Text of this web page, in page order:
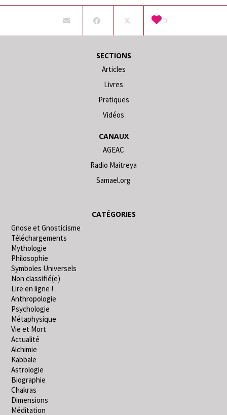
0
SECTIONS
Articles
Livres
Pratiques
Vidéos
CANAUX
AGEAC
Radio Maitreya
Samael.org
CATÉGORIES
Gnose et Gnosticisme
Téléchargements
Mythologie
Philosophie
Symboles Universels
Non classifié(e)
Lire en ligne !
Anthropologie
Psychologie
Métaphysique
Vie et Mort
Actualité
Alchimie
Kabbale
Astrologie
Biographie
Chakras
Dimensions
Méditation